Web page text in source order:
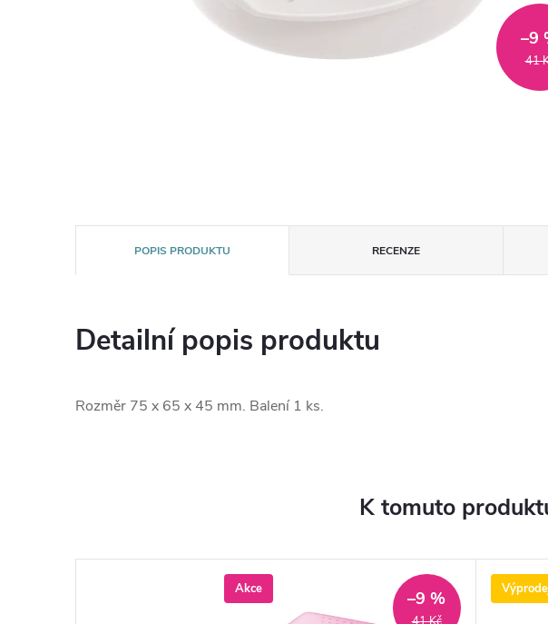
41
–9
POPIS PRODUKTU RECENZE
Detailní popis produktu
Rozměr 75 x 65 x 45 mm. Balení 1 ks.
K tomuto
Akce –9 %